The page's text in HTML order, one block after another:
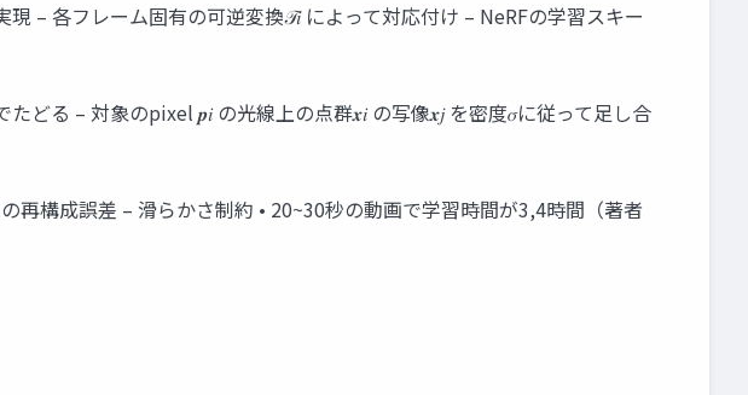
– 各フレーム固有の可逆変換𝒯𝑖 によって対応付け – NeRFの学習スキー
る – 対象のpixel 𝒑𝑖 の光線上の点群𝒙𝑖 の写像𝒙𝑗 を密度𝜎に従って足し合
構成誤差 – 滑らかさ制約 • 20~30秒の動画で学習時間が3,4時間（著者